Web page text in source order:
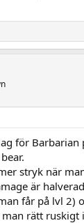
för
stryk när
är
får på lvl 2)
rätt ruskigt